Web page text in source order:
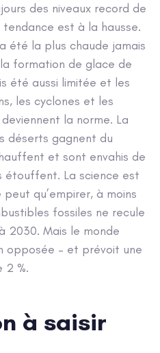
des niveaux record de
est à la hausse.
été la plus chaude jamais
formation de glace de
été aussi limitée et les
les cyclones et les
la norme. La
déserts gagnent du
et sont envahis de
étouffent. La science est
qu’empirer, à moins
fossiles ne recule
2030. Mais le monde
opposée – et prévoit une
2 %.
à saisir